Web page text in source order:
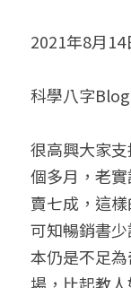
站長精選
臉書生活
好書推廌
陽宅視頻
線上直播
自我挑戰
八字進階
八字中階
八字高階
五人實戰
五行計算
《十神高
科學八字
八字批命
小兒命名
科學八字
科學八字
科學八字
科學八字
輕鬆學會
與我預約
批命預約
上課預約
常見問題
FB粉絲頁
登錄/註
搜索
繁體中文
繁體
2021年8月
科學八字
很高興大家
個多月，老
賣七成，這
可知暢銷書
本仍是不足
八字線上批
小兒命名